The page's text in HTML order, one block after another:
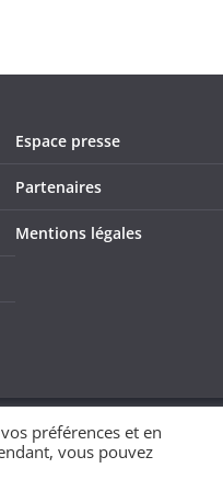
Espace presse
Partenaires
Mentions légales
préférences et en
vous pouvez